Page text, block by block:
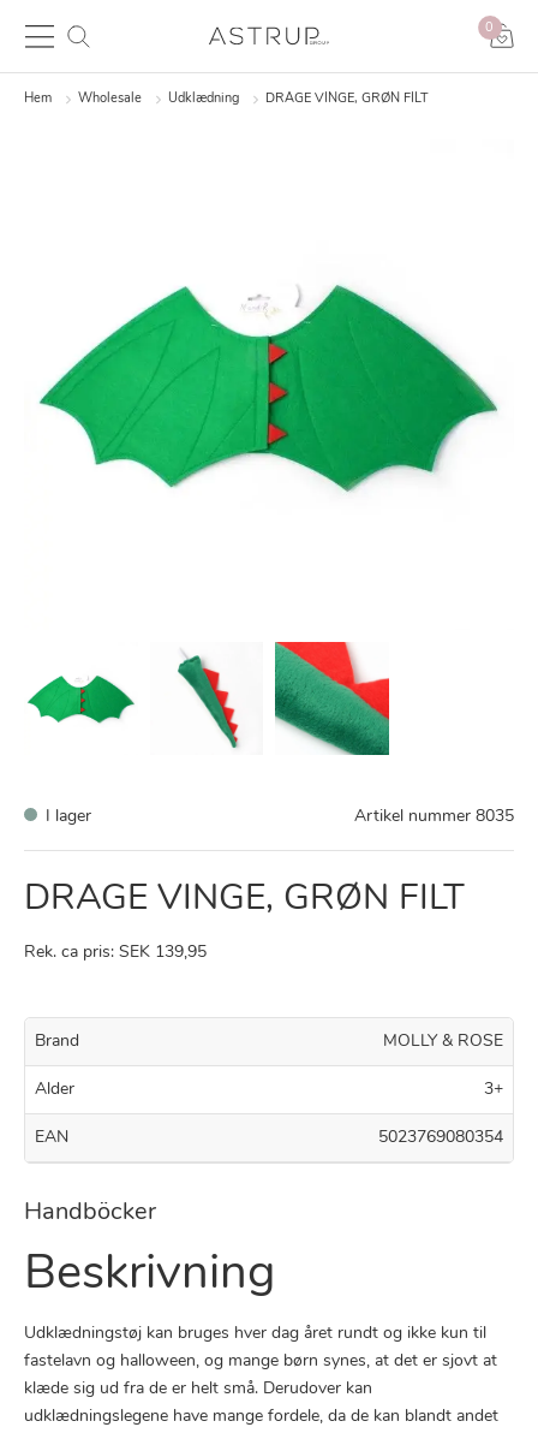
0
Hem Wholesale Udklædning DRAGE VINGE, GRØN FILT
I lager Artikel nummer 8035
DRAGE VINGE, GRØN FILT
Rek. ca pris: SEK 139,95
Brand MOLLY & ROSE
Alder 3+
EAN 5023769080354
Handböcker
Beskrivning
Udklædningstøj kan bruges hver dag året rundt og ikke kun til
fastelavn og halloween, og mange børn synes, at det er sjovt at
klæde sig ud fra de er helt små. Derudover kan
udklædningslegene have mange fordele, da de kan blandt andet